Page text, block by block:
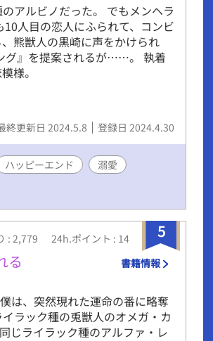
アルビノだった。 でもメンヘラ
人目の恋人にふられて、コンビ
熊獣人の黒崎に声をかけられ
グ』を提案されるが……。 執着
様。
終更新日 2024.5.8 登録日 2024.4.30
ハッピーエンド
溺愛
5
: 2,779 24h.ポイント : 14
る 書籍情報
は、突然現れた運命の番に略奪
ラック種の兎獣人のオメガ・カ
じライラック種のアルファ・レ